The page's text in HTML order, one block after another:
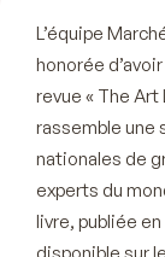
L’équipe
honorée
revue « The
rassemble une
nationales de
experts du
livre, publiée
disponible sur